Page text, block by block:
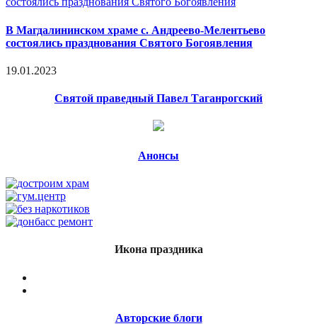
В Магдалининском храме с. Андреево-Мелентьево
состоялись празднования Святого Богоявления
19.01.2023
Святой праведный Павел Таганрогский
Анонсы
Икона праздника
Авторские блоги